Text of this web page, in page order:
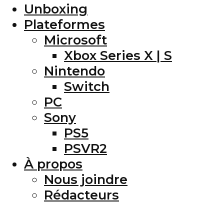
Unboxing
Plateformes
Microsoft
Xbox Series X | S
Nintendo
Switch
PC
Sony
PS5
PSVR2
À propos
Nous joindre
Rédacteurs